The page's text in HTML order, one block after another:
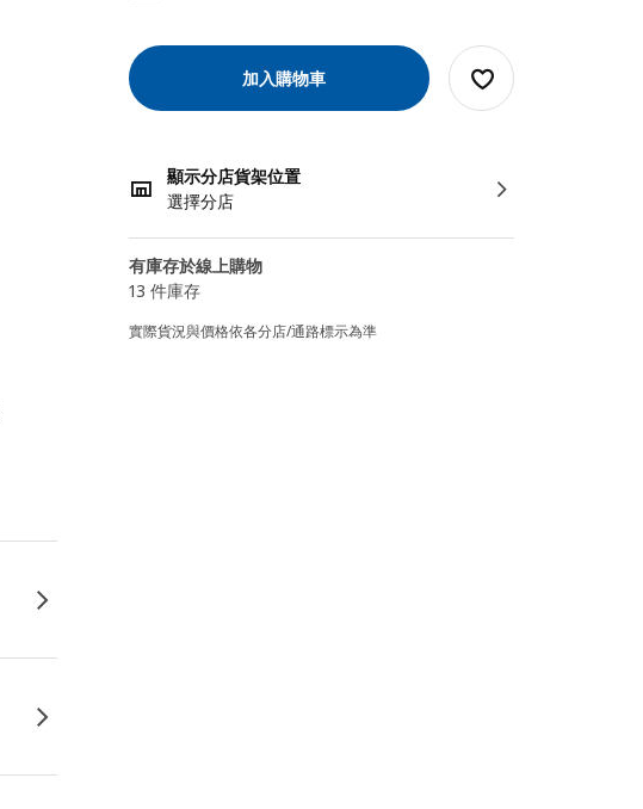
加入購物車
顯示分店貨架位置
選擇分店
有庫存於線上購物
13 件庫存
實際貨況與價格依各分店/通路標示為準